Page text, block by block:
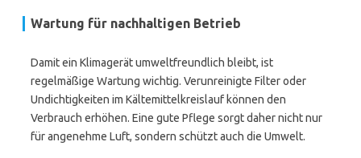
Wartung für nachhaltigen Betrieb
Damit ein Klimagerät umweltfreundlich bleibt, ist
regelmäßige Wartung wichtig. Verunreinigte Filter oder
Undichtigkeiten im Kältemittelkreislauf können den
Verbrauch erhöhen. Eine gute Pflege sorgt daher nicht nur
für angenehme Luft, sondern schützt auch die Umwelt.